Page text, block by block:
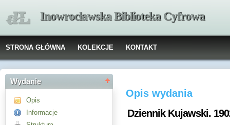
Inowrocławska Biblioteka Cyfrowa
STRONA GŁÓWNA KOLEKCJE KONTAKT
Wydanie
Opis
Informacje
Opis wydania
Dziennik Kujawski.